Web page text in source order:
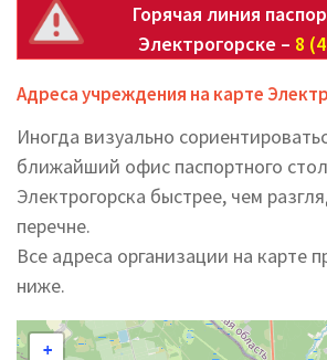
Горячая линия
Электрогорске – 8
Адреса учреждения на карте
Иногда визуально
ближайший офис паспортного
Электрогорска быстрее, чем
перечне.
Все адреса организации на карте
ниже.
+